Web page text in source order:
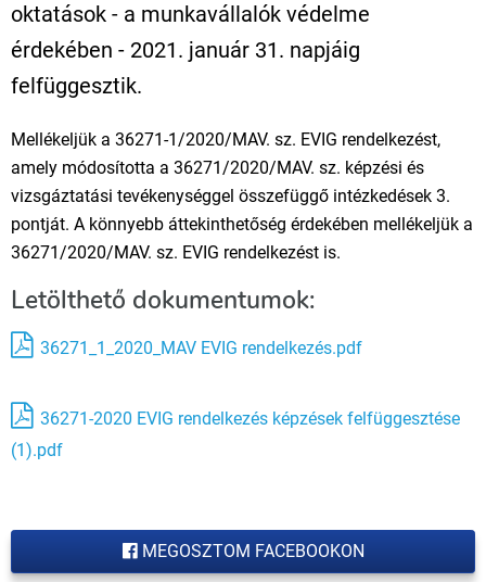
oktatások - a munkavállalók védelme
érdekében - 2021. január 31. napjáig
felfüggesztik.
Mellékeljük a 36271-1/2020/MAV. sz. EVIG rendelkezést,
amely módosította a 36271/2020/MAV. sz. képzési és
vizsgáztatási tevékenységgel összefüggő intézkedések 3.
pontját. A könnyebb áttekinthetőség érdekében mellékeljük a
36271/2020/MAV. sz. EVIG rendelkezést is.
Letölthető dokumentumok:
36271_1_2020_MAV EVIG rendelkezés.pdf
36271-2020 EVIG rendelkezés képzések felfüggesztése
(1).pdf
MEGOSZTOM FACEBOOKON